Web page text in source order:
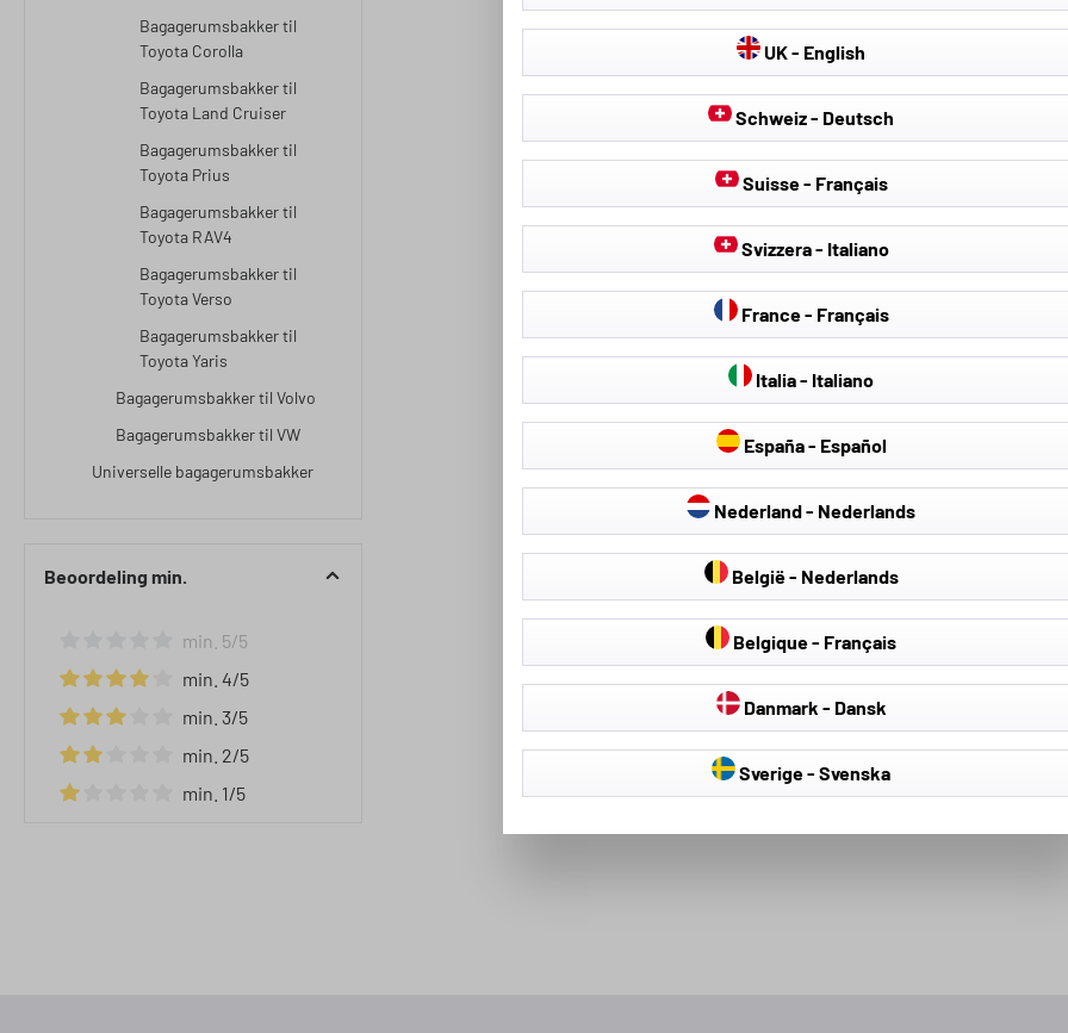
Bagagerumsbakker til
Toyota Corolla
Bagagerumsbakker til
Toyota Land Cruiser
Bagagerumsbakker til
Toyota Prius
Bagagerumsbakker til
Toyota RAV4
Bagagerumsbakker til
Toyota Verso
Bagagerumsbakker til
Toyota Yaris
Bagagerumsbakker til Volvo
Bagagerumsbakker til VW
Universelle bagagerumsbakker
Beoordeling min.
Filter toevoegen: Minimale waardering van 5 van de 5 sterren
min. 5/5
Filter toevoegen: Minimale waardering van 4 van de 5 sterren
min. 4/5
Filter toevoegen: Minimale waardering van 3 van de 5 sterren
min. 3/5
Filter toevoegen: Minimale waardering van 2 van de 5 sterren
min. 2/5
min. 1/5
UK - English
Schweiz - Deutsch
Suisse - Français
Svizzera - Italiano
France - Français
Italia - Italiano
España - Español
Nederland - Nederlands
België - Nederlands
Belgique - Français
Danmark - Dansk
Sverige - Svenska